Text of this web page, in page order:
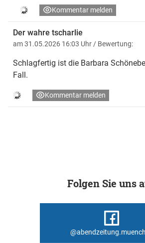
Kommentar melden
Der wahre tscharlie
am 31.05.2026 16:03 Uhr/ Bewertung:
Schlagfertig ist die Barbara
Fall.
Kommentar melden
Folgen Sie uns